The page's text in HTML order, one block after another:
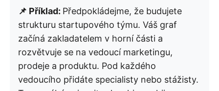
📌 Příklad: Předpokládejme, že budujete
strukturu startupového týmu. Váš graf
začíná zakladatelem v horní části a
rozvětvuje se na vedoucí marketingu,
prodeje a produktu. Pod každého
vedoucího přidáte specialisty nebo stážisty.